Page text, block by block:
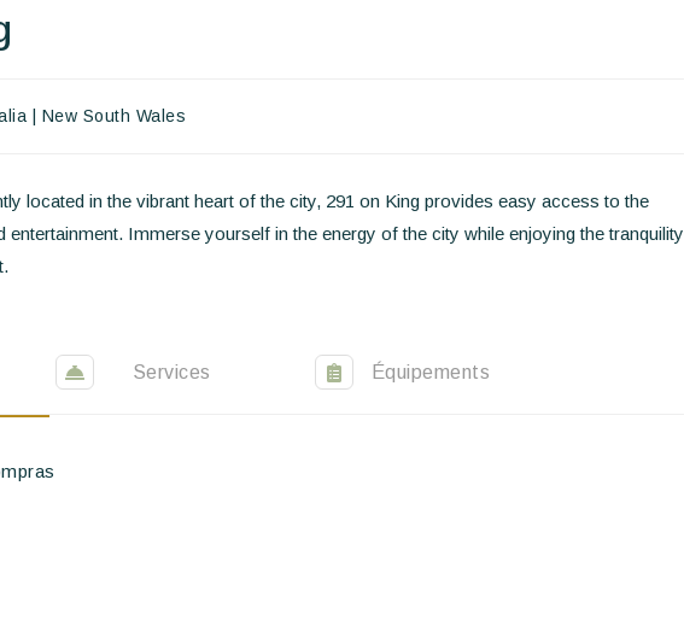
World’s Best Hotels
Salud y seguridad
New South Wales
located in the vibrant heart of the city, 291 on King provides easy access to the
entertainment. Immerse yourself in the energy of the city while enjoying the tranquility
Services Équipements